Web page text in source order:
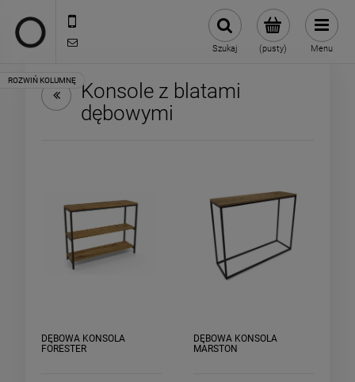
(pusty)
Szukaj Menu
Konsole z blatami
dębowymi
DĘBOWA KONSOLA
FORESTER
DĘBOWA KONSOLA
MARSTON